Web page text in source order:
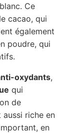
Ce
cacao, qui
également
poudre, qui
oxydants,
qui
de
aussi riche en
en